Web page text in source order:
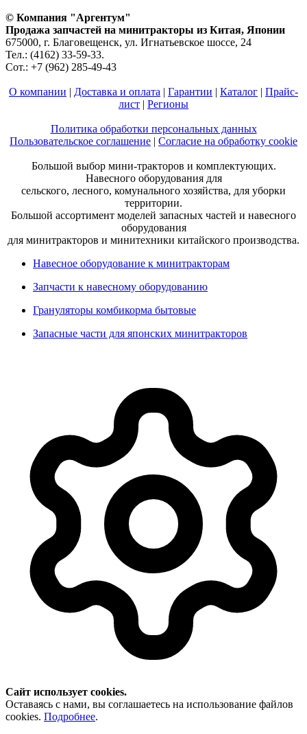
© Компания "Аргентум"
Продажа запчастей на минитракторы из Китая, Японии
675000, г. Благовещенск, ул. Игнатьевское шоссе, 24
Тел.: (4162) 33-59-33.
Сот.: +7 (962) 285-49-43
О компании | Доставка и оплата | Гарантии | Каталог | Прайс-
лист | Регионы
Политика обработки персональных данных
Пользовательское соглашение | Согласие на обработку cookie
Большой выбор мини-тракторов и комплектующих.
Навесного оборудования для
сельского, лесного, комунального хозяйства, для уборки
территории.
Большой ассортимент моделей запасных частей и навесного
оборудования
для минитракторов и минитехники китайского производства.
Навесное оборудование к минитракторам
Запчасти к навесному оборудованию
Грануляторы комбикорма бытовые
Запасные части для японских минитракторов
Сайт использует cookies.
Оставаясь с нами, вы соглашаетесь на использование файлов
cookies. Подробнее.